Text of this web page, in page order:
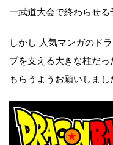
一武道大会で終わらせる
しかし 人気マンガのド
プを支える大きな柱だ
もらうようお願いしまし